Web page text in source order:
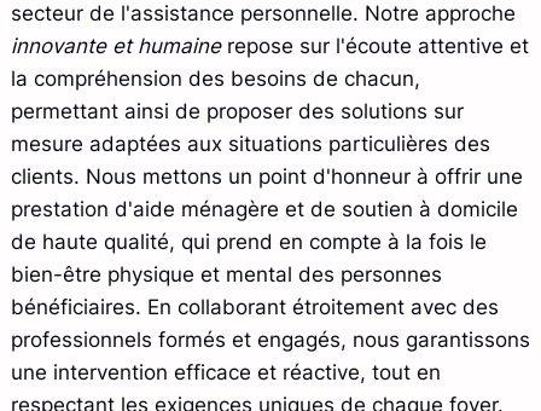
secteur de l'assistance personnelle. Notre approche
innovante et humainerepose sur l'écoute attentive et
la compréhension des besoins de chacun,
permettant ainsi de proposer des solutions sur
mesure adaptées aux situations particulières des
clients. Nous mettons un point d'honneur à offrir une
prestation d'aide ménagère et de soutien à domicile
de haute qualité, qui prend en compte à la fois le
bien-être physique et mental des personnes
bénéficiaires. En collaborant étroitement avec des
professionnels formés et engagés, nous garantissons
une intervention efficace et réactive, tout en
respectant les exigences uniques de chaque foyer.